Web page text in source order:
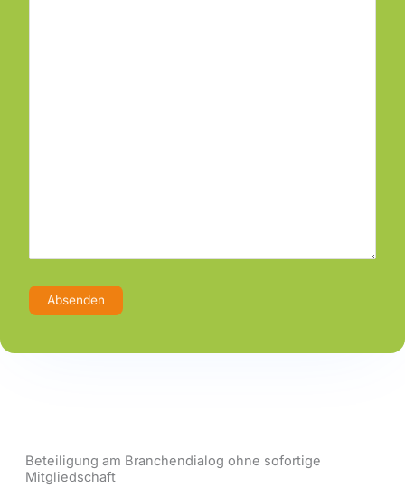
Beteiligung am Branchendialog ohne sofortige
Mitgliedschaft